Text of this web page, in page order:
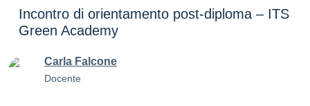
Incontro di orientamento post-diploma – ITS
Green Academy
Carla Falcone
Docente